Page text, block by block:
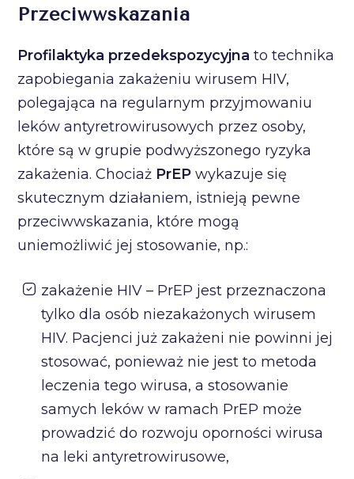
Przeciwwskazania
Profilaktyka przedekspozycyjnato technika
zapobiegania zakażeniu wirusem HIV,
polegająca na regularnym przyjmowaniu
leków antyretrowirusowych przez osoby,
które są w grupie podwyższonego ryzyka
zakażenia. Chociaż PrEPwykazuje się
skutecznym działaniem, istnieją pewne
przeciwwskazania, które mogą
uniemożliwić jej stosowanie, np.:
zakażenie HIV – PrEP jest przeznaczona
tylko dla osób niezakażonych wirusem
HIV. Pacjenci już zakażeni nie powinni jej
stosować, ponieważ nie jest to metoda
leczenia tego wirusa, a stosowanie
samych leków w ramach PrEP może
prowadzić do rozwoju oporności wirusa
na leki antyretrowirusowe,